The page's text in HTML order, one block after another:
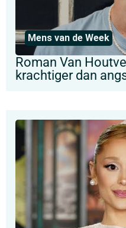
Mens van de Week
Roman Van
krachtiger dan